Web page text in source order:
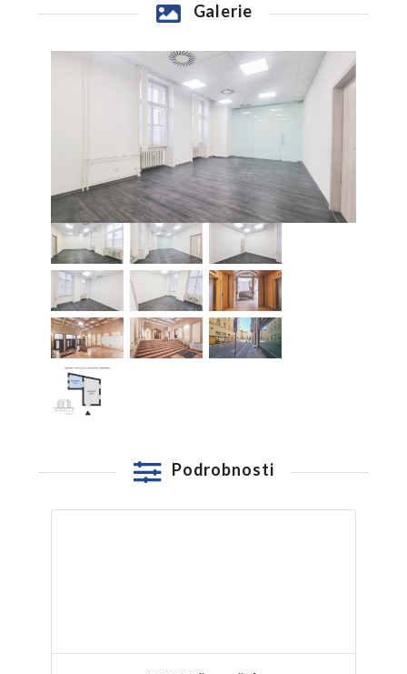
Galerie
Podrobnosti